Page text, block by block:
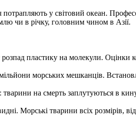
потрапляють у світовий океан.
чи в річку, головним чином в Азії.
пластику на молекули. Оцінки
морських мешканців.
на смерть заплутуються в
Морські тварини всіх розмірів,